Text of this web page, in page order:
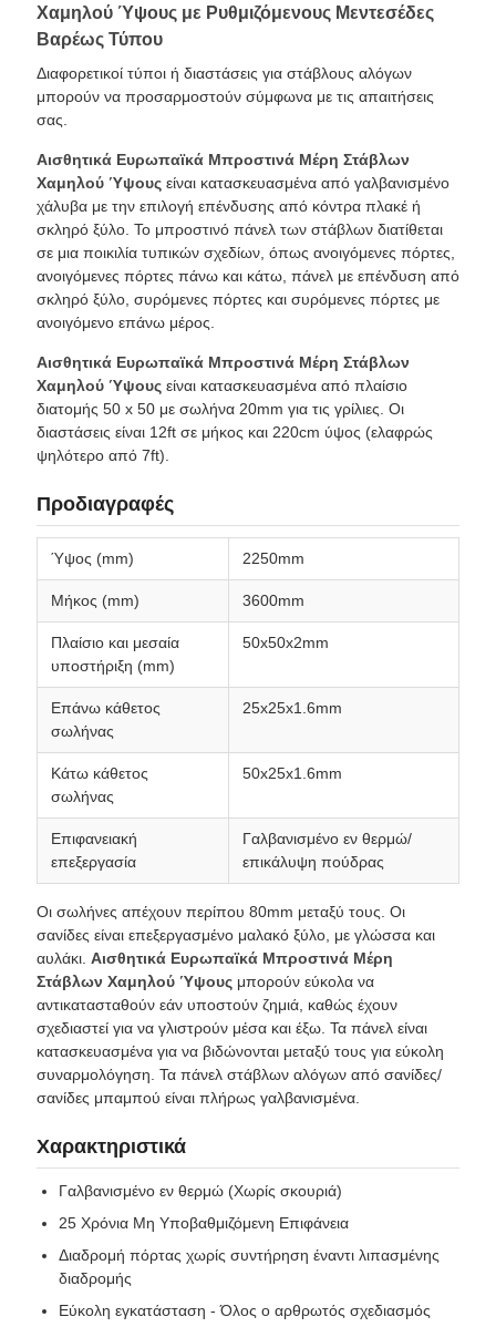
Χαμηλού Ύψους με Ρυθμιζόμενους Μεντεσέδες
Βαρέως Τύπου
Διαφορετικοί τύποι ή διαστάσεις για στάβλους αλόγων
μπορούν να προσαρμοστούν σύμφωνα με τις απαιτήσεις
σας.
Αισθητικά Ευρωπαϊκά Μπροστινά Μέρη Στάβλων
Χαμηλού Ύψουςείναι κατασκευασμένα από γαλβανισμένο
χάλυβα με την επιλογή επένδυσης από κόντρα πλακέ ή
σκληρό ξύλο. Το μπροστινό πάνελ των στάβλων διατίθεται
σε μια ποικιλία τυπικών σχεδίων, όπως ανοιγόμενες πόρτες,
ανοιγόμενες πόρτες πάνω και κάτω, πάνελ με επένδυση από
σκληρό ξύλο, συρόμενες πόρτες και συρόμενες πόρτες με
ανοιγόμενο επάνω μέρος.
Αισθητικά Ευρωπαϊκά Μπροστινά Μέρη Στάβλων
Χαμηλού Ύψουςείναι κατασκευασμένα από πλαίσιο
διατομής 50 x 50 με σωλήνα 20mm για τις γρίλιες. Οι
διαστάσεις είναι 12ft σε μήκος και 220cm ύψος (ελαφρώς
ψηλότερο από 7ft).
Προδιαγραφές
Ύψος (mm) 2250mm
Μήκος (mm) 3600mm
Πλαίσιο και μεσαία
υποστήριξη (mm)
50x50x2mm
Επάνω κάθετος
σωλήνας
25x25x1.6mm
Κάτω κάθετος
σωλήνας
50x25x1.6mm
Επιφανειακή
επεξεργασία
Γαλβανισμένο εν θερμώ/
επικάλυψη πούδρας
Οι σωλήνες απέχουν περίπου 80mm μεταξύ τους. Οι
σανίδες είναι επεξεργασμένο μαλακό ξύλο, με γλώσσα και
αυλάκι. Αισθητικά Ευρωπαϊκά Μπροστινά Μέρη
Στάβλων Χαμηλού Ύψουςμπορούν εύκολα να
αντικατασταθούν εάν υποστούν ζημιά, καθώς έχουν
σχεδιαστεί για να γλιστρούν μέσα και έξω. Τα πάνελ είναι
κατασκευασμένα για να βιδώνονται μεταξύ τους για εύκολη
συναρμολόγηση. Τα πάνελ στάβλων αλόγων από σανίδες/
σανίδες μπαμπού είναι πλήρως γαλβανισμένα.
Χαρακτηριστικά
Γαλβανισμένο εν θερμώ (Χωρίς σκουριά)
25 Χρόνια Μη Υποβαθμιζόμενη Επιφάνεια
Διαδρομή πόρτας χωρίς συντήρηση έναντι λιπασμένης
διαδρομής
Εύκολη εγκατάσταση - Όλος ο αρθρωτός σχεδιασμός